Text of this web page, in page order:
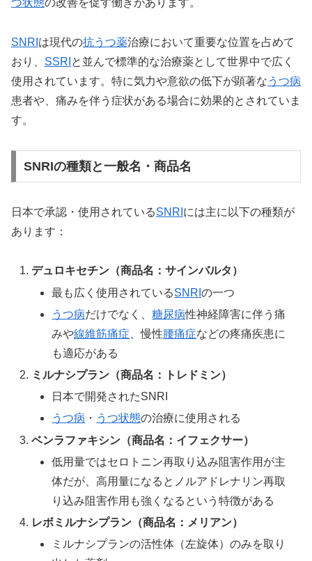
つ状態の改善を促す働きがあります。
SNRI は現代の抗うつ薬治療において重要な位置を占めて
おり、 SSRI と並んで標準的な治療薬として世界中で広く
使用されています。特に気力や意欲の低下が顕著な うつ病
患者や、痛みを伴う症状がある場合に効果的とされていま
す。
SNRIの種類と一般名・商品名
日本で承認・使用されているSNRI には主に以下の種類が
あります：
デュロキセチン（商品名：サインバルタ）
最も広く使用されているSNRIの一つ
うつ病だけでなく、糖尿病性神経障害に伴う痛
みや線維筋痛症 、慢性腰痛症などの疼痛疾患に
も適応がある
ミルナシプラン（商品名：トレドミン）
日本で開発されたSNRI
うつ病 ・ うつ状態の治療に使用される
ベンラファキシン（商品名：イフェクサー）
低用量ではセロトニン再取り込み阻害作用が主
体だが、高用量になるとノルアドレナリン再取
り込み阻害作用も強くなるという特徴がある
レボミルナシプラン（商品名：メリアン）
ミルナシプランの活性体（左旋体）のみを取り